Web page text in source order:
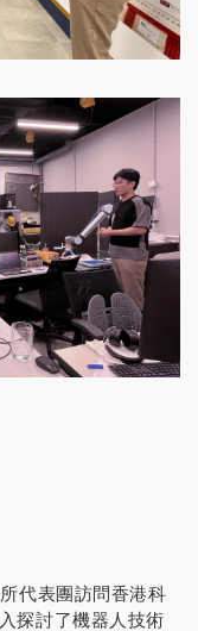
代表團訪問香港科
探討了機器人技術